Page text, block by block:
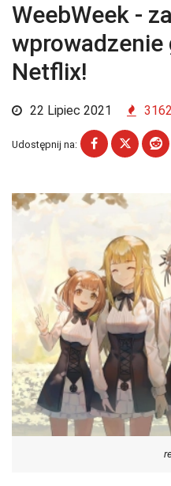
WeebWeek -
wprowadzenie
Netflix!
22 Lipiec 2021 3162
Udostępnij na: